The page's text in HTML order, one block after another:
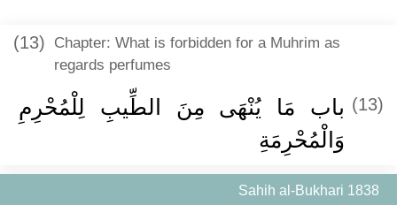
(13) Chapter: What is forbidden for a Muhrim as
regards perfumes
(13) باب مَا يُنْهَى مِنَ الطِّيبِ لِلْمُحْرِمِ
وَالْمُحْرِمَةِ
Sahih al-Bukhari 1838